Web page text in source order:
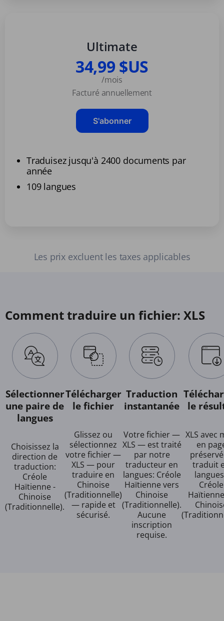
Ultimate
34,99 $US
/mois
Facturé annuellement
S'abonner
Traduisez jusqu'à 2400 documents par
année
109 langues
Les prix excluent les taxes applicables
Comment traduire un fichier: XLS
Sélectionner
une paire de
langues
Choisissez la
direction de
traduction:
Créole
Haïtienne -
Chinoise
(Traditionnelle).
Télécharger
le fichier
Glissez ou
sélectionnez
votre fichier —
XLS — pour
traduire en
Chinoise
(Traditionnelle)
— rapide et
sécurisé.
Traduction
instantanée
Votre fichier —
XLS — est traité
par notre
traducteur en
langues: Créole
Haïtienne vers
Chinoise
(Traditionnelle).
Aucune
inscription
requise.
le
XLS avec
en
traduit
Créole